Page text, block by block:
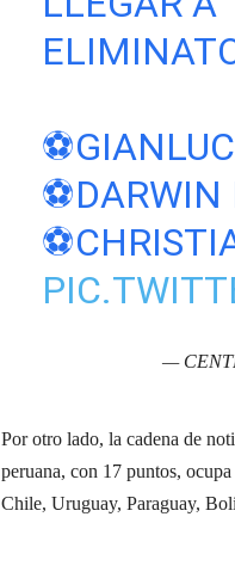
—
Por otro lado, la cadena de
peruana, con 17 puntos,
Chile, Uruguay, Paraguay,